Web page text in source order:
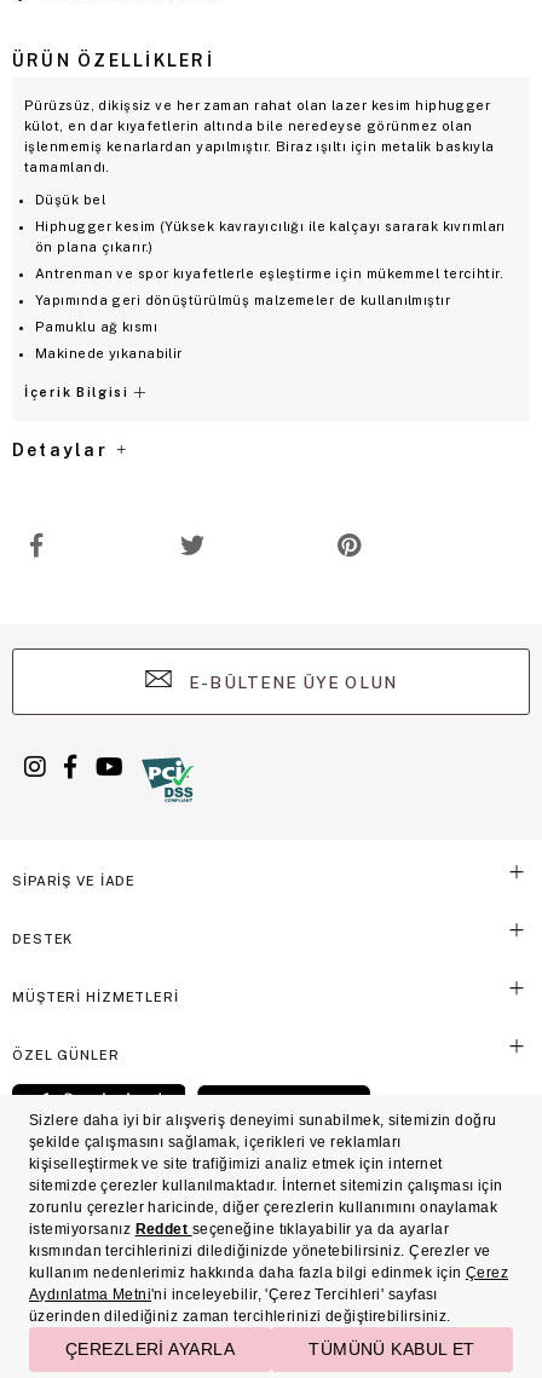
ÜRÜN ÖZELLIKLERI
Pürüzsüz, dikişsiz ve her zaman rahat olan lazer kesim hiphugger
külot, en dar kıyafetlerin altında bile neredeyse görünmez olan
işlenmemiş kenarlardan yapılmıştır. Biraz ışıltı için metalik baskıyla
tamamlandı.
Düşük bel
Hiphugger kesim (Yüksek kavrayıcılığı ile kalçayı sararak kıvrımları
ön plana çıkarır.)
Antrenman ve spor kıyafetlerle eşleştirme için mükemmel tercihtir.
Yapımında geri dönüştürülmüş malzemeler de kullanılmıştır
Pamuklu ağ kısmı
Makinede yıkanabilir
İçerik Bilgisi
Detaylar
E-BÜLTENE ÜYE OLUN
SİPARİŞ VE İADE
DESTEK
MÜŞTERİ HİZMETLERİ
ÖZEL GÜNLER
© Victoria's Secret Shaya Mağazacılık A.Ş. Franchise lisansı aracılığıyla işletilen ticari
markasıdır. Her hakkı saklıdır.
Süreç Bazlı Müşteri Aydınlatma Metni
Üyelik ve Gizlilik Sözleşmesi
İşlem Rehberi